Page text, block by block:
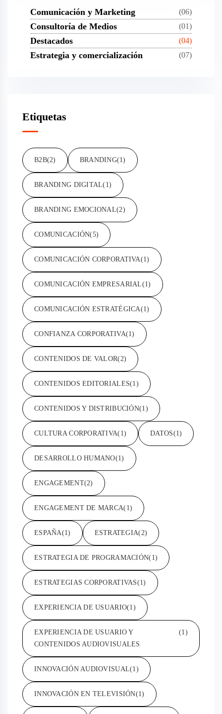
Comunicación y Marketing (06)
Consultoría de Medios (01)
Destacados (04)
Estrategia y comercialización (07)
Etiquetas
B2B(2) BRANDING(1)
BRANDING DIGITAL(1)
BRANDING EMOCIONAL(2)
COMUNICACIÓN(5)
COMUNICACIÓN CORPORATIVA(1)
COMUNICACIÓN EMPRESARIAL(1)
COMUNICACIÓN ESTRATÉGICA(1)
CONFIANZA CORPORATIVA(1)
CONTENIDOS DE VALOR(2)
CONTENIDOS EDITORIALES(1)
CONTENIDOS Y DISTRIBUCIÓN(1)
CULTURA CORPORATIVA(1) DATOS(1)
DESARROLLO HUMANO(1)
ENGAGEMENT(2)
ENGAGEMENT DE MARCA(1)
ESPAÑA(1) ESTRATEGIA(2)
ESTRATEGIA DE PROGRAMACIÓN(1)
ESTRATEGIAS CORPORATIVAS(1)
EXPERIENCIA DE USUARIO(1)
EXPERIENCIA DE USUARIO Y
CONTENIDOS AUDIOVISUALES
(1)
INNOVACIÓN AUDIOVISUAL(1)
INNOVACIÓN EN TELEVISIÓN(1)